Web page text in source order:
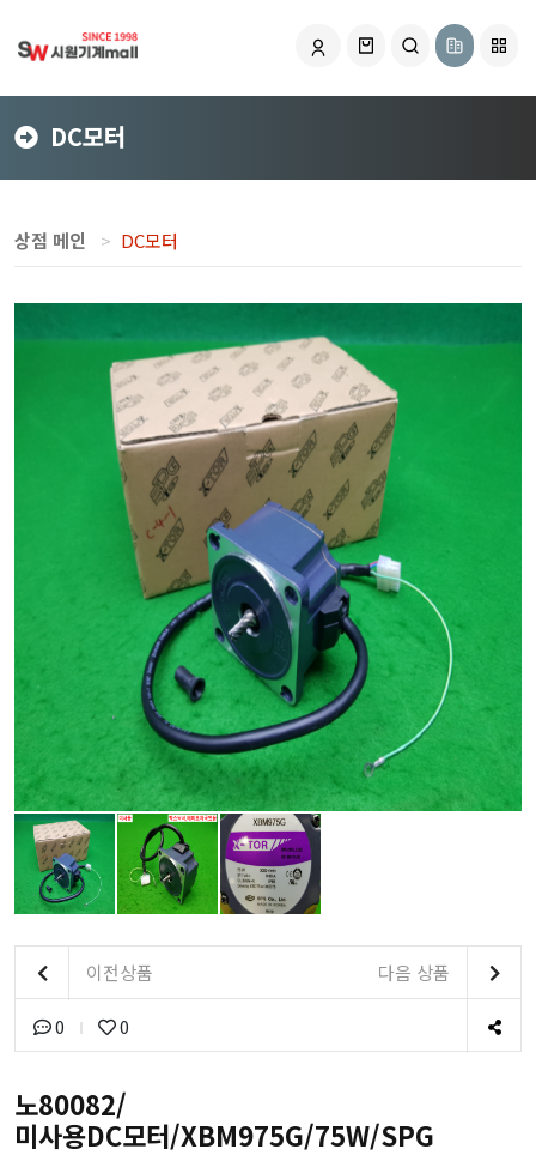
DC모터
상점 메인 DC모터
이전상품 다음 상품
0 0
노80082/
미사용DC모터/XBM975G/75W/SPG